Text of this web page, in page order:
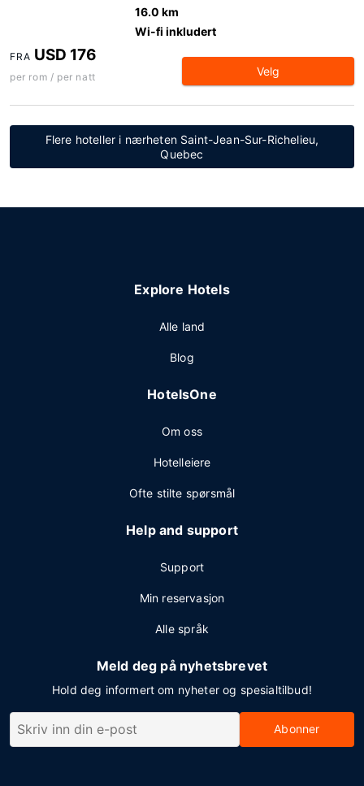
16.0 km
Wi-fi inkludert
FRA USD 176
per rom / per natt Velg
Flere hoteller i nærheten Saint-Jean-Sur-Richelieu,
Quebec
Explore Hotels
Alle land
Blog
HotelsOne
Om oss
Hotelleiere
Ofte stilte spørsmål
Help and support
Support
Min reservasjon
Alle språk
Meld deg på nyhetsbrevet
Hold deg informert om nyheter og spesialtilbud!
Abonner